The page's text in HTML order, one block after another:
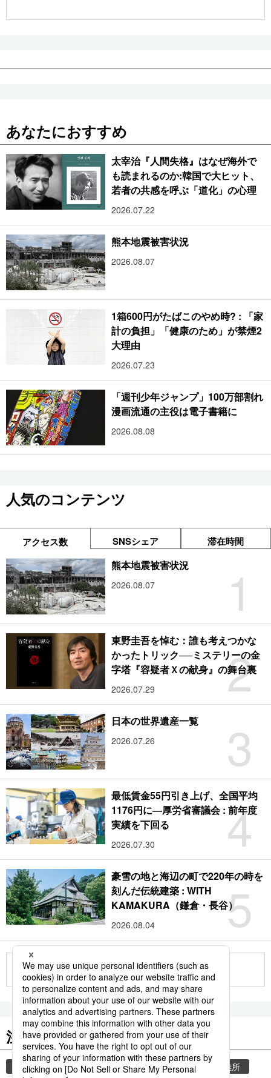
あなたにおすすめ
太宰治『人間失格』はなぜ海外で
も読まれるのか:韓国で大ヒット、
若者の共感を呼ぶ「道化」の心理
2026.07.22
熊本地震被害状況
2026.08.07
1箱600円がたばこのやめ時? : 「家
計の負担」「健康のため」が禁煙2
大理由
2026.07.23
「週刊少年ジャンプ」100万部割れ
漫画流通の主役は電子書籍に
2026.08.08
人気のコンテンツ
アクセス数 SNSシェア 滞在時間
1
熊本地震被害状況
2026.08.07
2
東野圭吾を悼む：誰も考えつかな
かったトリック──ミステリーの金
字塔『容疑者Ｘの献身』の舞台裏
2026.07.29
3
日本の世界遺産一覧
2026.07.26
4
最低賃金55円引き上げ、全国平均
1176円に―厚労省審議会 : 前年度
実績を下回る
2026.07.30
5
豪雪の地と海辺の町で220年の時を
刻んだ伝統建築 : WITH
KAMAKURA（鎌倉・長谷）
2026.08.04
もっと見る
注目のキーワード
共同通信ニュース 気象・災害 災害 避難所